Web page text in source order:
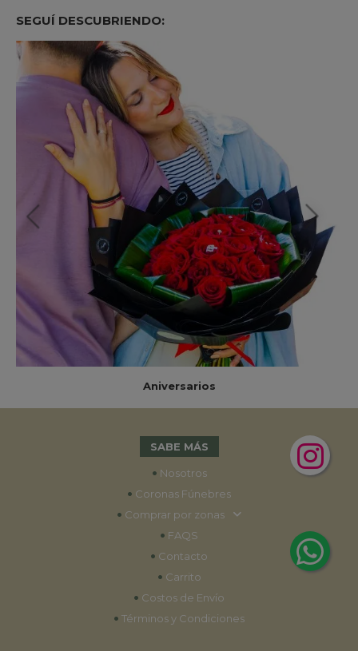
SEGUÍ DESCUBRIENDO:
Aniversarios
SABE MÁS
• Nosotros
• Coronas Fúnebres
• Comprar por zonas
• FAQS
• Contacto
• Carrito
• Costos de Envío
• Términos y Condiciones